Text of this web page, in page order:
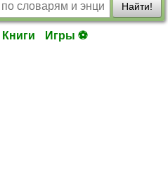
Найти!
Книги Игры ⚽